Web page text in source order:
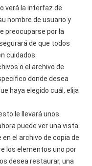
verá la interfaz de
nombre de usuario y
preocuparse por la
de que todos
cuidados.
o el archivo de
donde desea
haya elegido cuál, elija
le llevará unos
puede ver una vista
el archivo de copia de
los elementos uno por
desea restaurar, una